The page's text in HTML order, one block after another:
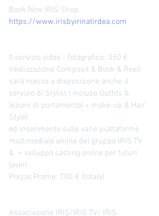
Book Now IRIS Shop
https://www.irisbyirinatirdea.com
Il servizio video - fotografico: 350 €
(realizzazione Composit & Book & Reel)
sarà messo a disposizione anche il
servizio di Stylist ( incluso Outfits &
lezioni di portamento) + make-up & Hair
Style)
ed inserimento sulle varie piattaforme
multimediale online del gruppo IRIS TV
&  + sviluppo casting online per futuri
lavori
Prezzo Promo: 700 € (totale)
Associazione IRIS/IRIS TV/ IRIS